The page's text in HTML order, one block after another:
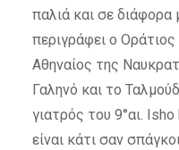
παλιά και σε διάφορα
περιγράφει ο Οράτιος
Αθηναίος της
Γαληνό και το
γιατρός του 9°αι.
είναι κάτι σαν